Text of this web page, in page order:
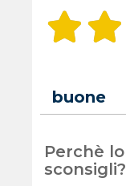
buone
Perchè
sconsigli?